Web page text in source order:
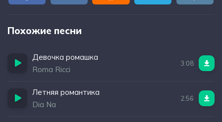
Похожие песни
Девочка ромашка
Roma Ricci
3:08
Летняя романтика
Dia Na
2:56